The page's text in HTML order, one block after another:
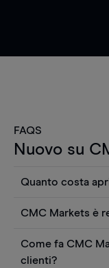
FAQS
Nuovo su
Quanto costa
Puoi anche
utilizzare
o rapporti
CMC Markets è
regolamentato
Come fa CMC
clienti?